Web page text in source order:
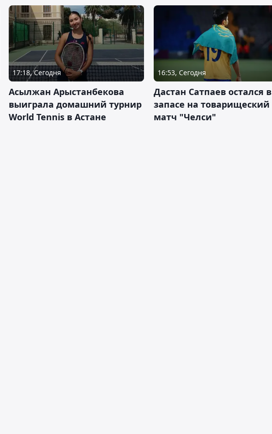
17:18, Сегодня
Асылжан Арыстанбекова
выиграла домашний турнир
World Tennis в Астане
16:53, Сегодня
Дастан Сатпаев остался в
запасе на товарищеский
матч "Челси"